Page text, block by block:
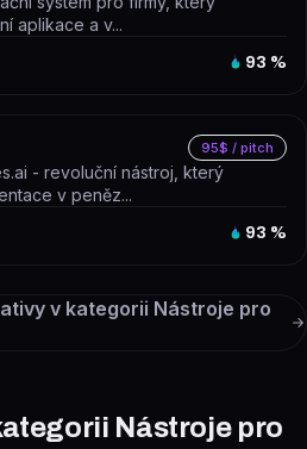
aplikace a v...
93 %
95$ / pitch
- revoluční nástroj, který
v peněz...
93 %
v kategorii Nástroje pro
Nástroje pro